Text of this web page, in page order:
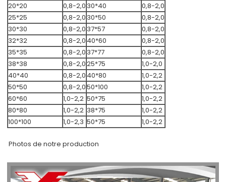
20*20
0,8-2,0 30*40
0,8-2,0
25*25
0,8-2,0 30*50
0,8-2,0
30*30
0,8-2,0 37*57
0,8-2,0
32*32
0,8-2,040*60
0,8-2,0
35*35
0,8-2,0 37*77
0,8-2,0
38*38
0,8-2,025*75
1,0-2,0
40*40
0,8-2,040*80
1,0-2,2
50*50
0,8-2,050*100
1,0-2,2
60*60
1,0-2,2 50*75
1,0-2,2
80*80
1,0-2,2 38*75
1,0-2,2
100*100
1,0-2,3 50*75 1,0-2,2
Photos de notre production